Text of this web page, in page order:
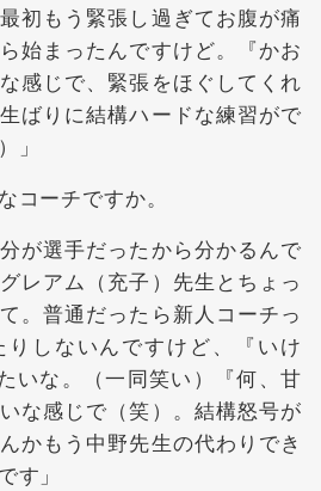
初もう緊張し過ぎてお腹が痛
始まったんですけど。『かお
感じで、緊張をほぐしてくれ
ばりに結構ハードな練習がで
」
ーチですか。
が選手だったから分かるんで
レアム（充子）先生とちょっ
。普通だったら新人コーチっ
しないんですけど、『いけ
いな。（一同笑い）『何、甘
な感じで（笑）。結構怒号が
かもう中野先生の代わりでき
す」